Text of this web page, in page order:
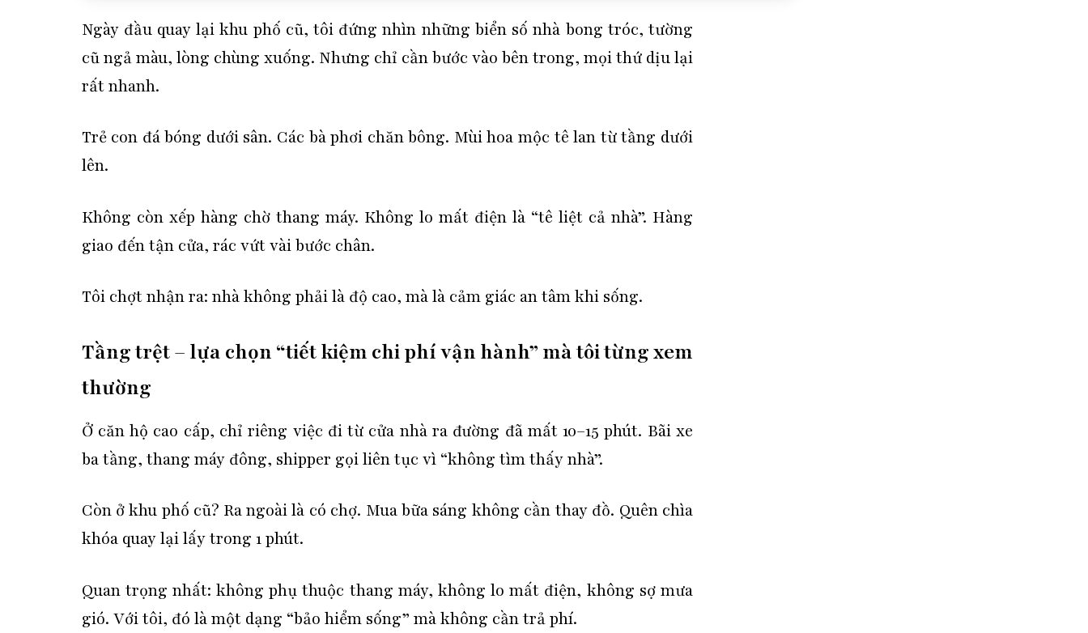
Ngày đầu quay lại khu phố cũ, tôi đứng nhìn những biển số nhà bong tróc, tường
cũ ngả màu, lòng chùng xuống. Nhưng chỉ cần bước vào bên trong, mọi thứ dịu lại
rất nhanh.
Trẻ con đá bóng dưới sân. Các bà phơi chăn bông. Mùi hoa mộc tê lan từ tầng dưới
lên.
Không còn xếp hàng chờ thang máy. Không lo mất điện là “tê liệt cả nhà”. Hàng
giao đến tận cửa, rác vứt vài bước chân.
Tôi chợt nhận ra: nhà không phải là độ cao, mà là cảm giác an tâm khi sống.
Tầng trệt – lựa chọn “tiết kiệm chi phí vận hành” mà tôi từng xem
thường
Ở căn hộ cao cấp, chỉ riêng việc đi từ cửa nhà ra đường đã mất 10–15 phút. Bãi xe
ba tầng, thang máy đông, shipper gọi liên tục vì “không tìm thấy nhà”.
Còn ở khu phố cũ? Ra ngoài là có chợ. Mua bữa sáng không cần thay đồ. Quên chìa
khóa quay lại lấy trong 1 phút.
Quan trọng nhất:không phụ thuộc thang máy, không lo mất điện, không sợ mưa
gió. Với tôi, đó là một dạng “bảo hiểm sống” mà không cần trả phí.